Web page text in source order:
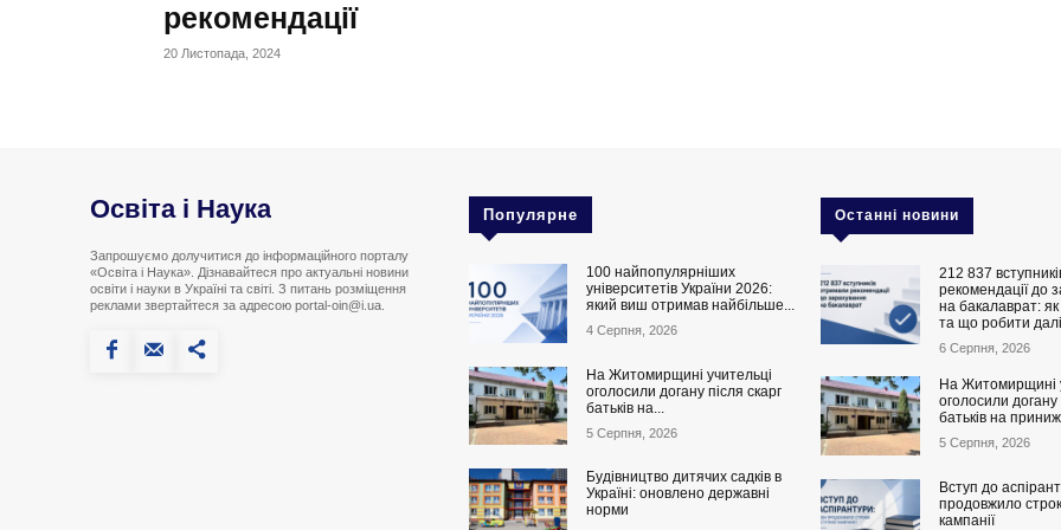
рекомендації
20 Листопада, 2024
Освіта і Наука
Запрошуємо долучитися до інформаційного порталу
«Освіта і Наука». Дізнавайтеся про актуальні новини
освіти і науки в Україні та світі. З питань розміщення
реклами звертайтеся за адресою portal-oin@i.ua.
Популярне
100 найпопулярніших
університетів України 2026:
який виш отримав найбільше...
4 Серпня, 2026
На Житомирщині учительці
оголосили догану після скарг
батьків на...
5 Серпня, 2026
Будівництво дитячих садків в
Україні: оновлено державні
норми
Останні новини
212 837
рекомендації до
на бакалаврат:
та що робити далі
6 Серпня, 2026
На Житомирщині
оголосили догану
батьків на
5 Серпня, 2026
Вступ до
продовжило
кампанії